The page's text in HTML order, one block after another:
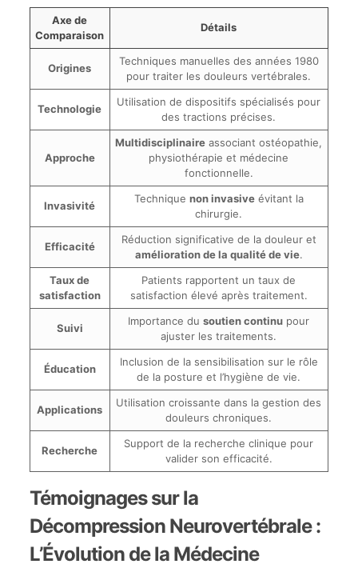
Axe de
Comparaison
Détails
Origines
Techniques manuelles des années 1980
pour traiter les douleurs vertébrales.
Technologie
Utilisation de dispositifs spécialisés pour
des tractions précises.
Approche
Multidisciplinaire associant ostéopathie,
physiothérapie et médecine
fonctionnelle.
Invasivité
Technique non invasiveévitant la
chirurgie.
Efficacité
Réduction significative de la douleur et
amélioration de la qualité de vie.
Taux de
satisfaction
Patients rapportent un taux de
satisfaction élevé après traitement.
Suivi
Importance dusoutien continu pour
ajuster les traitements.
Éducation
Inclusion de la sensibilisation sur le rôle
de la posture et l’hygiène de vie.
Applications
Utilisation croissante dans la gestion des
douleurs chroniques.
Recherche
Support de la recherche clinique pour
valider son efficacité.
Témoignages sur la
Décompression Neurovertébrale :
L’Évolution de la Médecine